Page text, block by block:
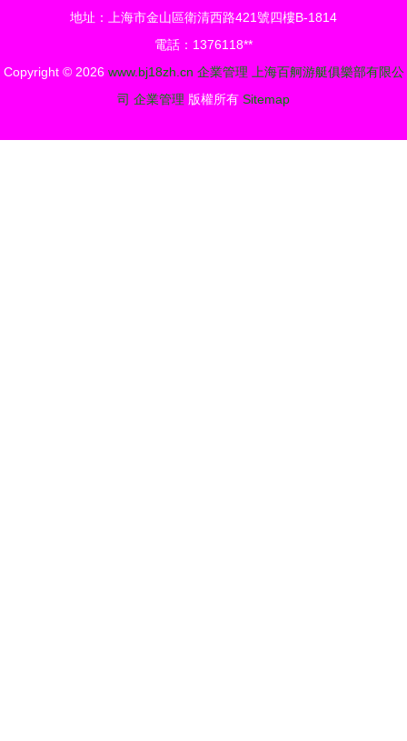
地址：上海市金山區衛清西路421號四樓B-1814
電話：1376118**
Copyright © 2026 www.bj18zh.cn 企業管理
上海百舸游艇俱樂部有限公
司 企業管理 版權所有 Sitemap